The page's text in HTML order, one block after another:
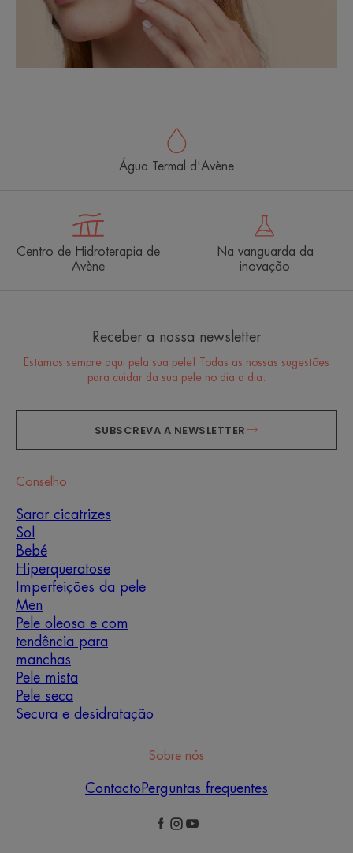
Água Termal d'Avène
Centro de Hidroterapia de
Avène
Na vanguarda da
inovação
Receber a nossa newsletter
Estamos sempre aqui pela sua pele! Todas as nossas sugestões
para cuidar da sua pele no dia a dia.
SUBSCREVA A NEWSLETTER
Conselho
Sarar cicatrizes
Sol
Bebé
Hiperqueratose
Imperfeições da pele
Men
Pele oleosa e com
tendência para
manchas
Pele mista
Pele seca
Secura e desidratação
Sobre nós
Contacto Perguntas frequentes